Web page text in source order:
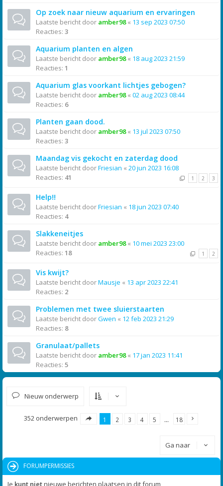
Op zoek naar nieuw aquarium en ervaringen
Laatste bericht door amber98« 13 sep 2023 07:50
Reacties: 3
Aquarium planten en algen
Laatste bericht door amber98« 18 aug 2023 21:59
Reacties: 1
Aquarium glas voorkant lichtjes gebogen?
Laatste bericht door amber98« 02 aug 2023 08:44
Reacties: 6
Planten gaan dood.
Laatste bericht door amber98« 13 jul 2023 07:50
Reacties: 3
Maandag vis gekocht en zaterdag dood
Laatste bericht doorFriesian « 20 jun 2023 16:08
Reacties: 41 1 2 3
Help!!
Laatste bericht doorFriesian « 18 jun 2023 07:40
Reacties: 4
Slakkeneitjes
Laatste bericht door amber98« 10 mei 2023 23:00
Reacties: 18 1 2
Vis kwijt?
Laatste bericht doorMausje « 13 apr 2023 22:41
Reacties: 2
Problemen met twee sluierstaarten
Laatste bericht doorGwen « 12 feb 2023 21:29
Reacties: 8
Granulaat/pallets
Laatste bericht door amber98« 17 jan 2023 11:41
Reacties: 5
Nieuw onderwerp
352 onderwerpen 1 2 3 4 5 … 18
Ga naar
FORUMPERMISSIES
Je kunt nietnieuwe berichten plaatsen in dit forum